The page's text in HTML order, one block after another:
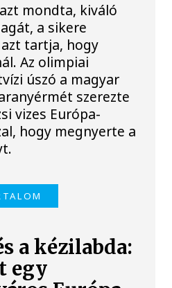
mondta, kiváló
a sikere
tartja, hogy
Az olimpiai
úszó a magyar
szerezte
vizes Európa-
hogy megnyerte a
a kézilabda:
egy